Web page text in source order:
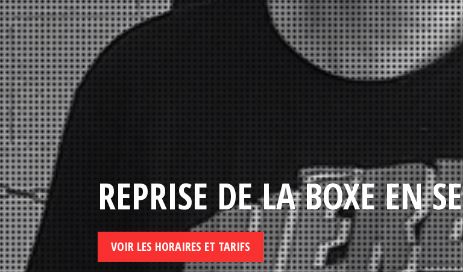
REPRISE DE LA BOXE EN
VOIR LES HORAIRES ET TARIFS